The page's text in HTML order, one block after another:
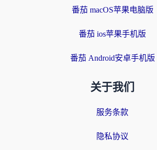
番茄 macOS苹果电脑版
番茄 ios苹果手机版
番茄 Android安卓手机版
关于我们
服务条款
隐私协议